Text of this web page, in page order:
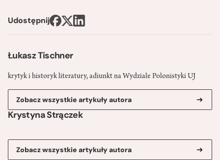
Łukasz Tischner
krytyk i historyk literatury, adiunkt na Wydziale Polonistyki UJ
Zobacz wszystkie artykuły autora
Krystyna Strączek
Zobacz wszystkie artykuły autora
Udostępnij